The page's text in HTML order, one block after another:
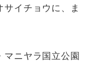
イチョウに、ま
ニヤラ国立公園